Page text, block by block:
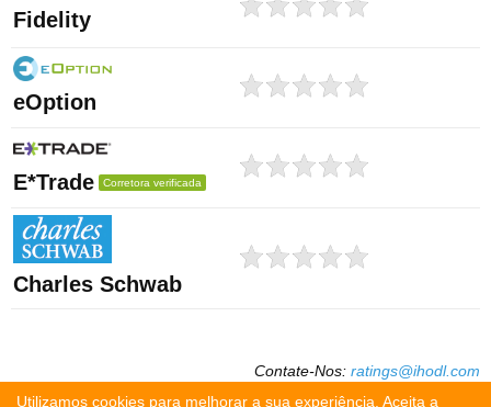
Utilizamos cookies para melhorar a sua experiência. Aceita a
Fidelity
eOption
E*Trade Corretora verificada
Charles Schwab
Contate-Nos: ratings@ihodl.com